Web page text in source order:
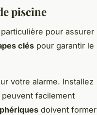
piscine
pour assurer
clés pour garantir le
votre alarme. Installez
facilement
doivent former